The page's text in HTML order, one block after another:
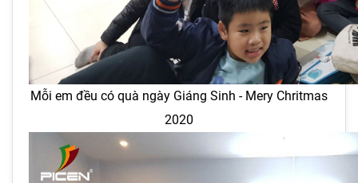
Mỗi em đều có quà ngày Giáng Sinh - Mery Chritmas
2020